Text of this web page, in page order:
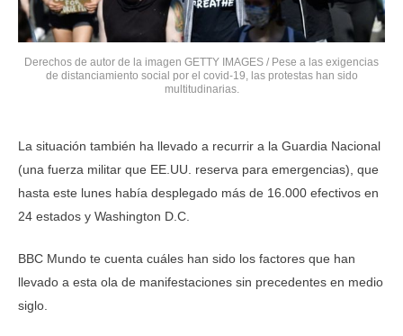
Derechos de autor de la imagen GETTY IMAGES / Pese a las exigencias
de distanciamiento social por el covid-19, las protestas han sido
multitudinarias.
La situación también ha llevado a recurrir a la Guardia Nacional
(una fuerza militar que EE.UU. reserva para emergencias), que
hasta este lunes había desplegado más de 16.000 efectivos en
24 estados y Washington D.C.
BBC Mundo te cuenta cuáles han sido los factores que han
llevado a esta ola de manifestaciones sin precedentes en medio
siglo.